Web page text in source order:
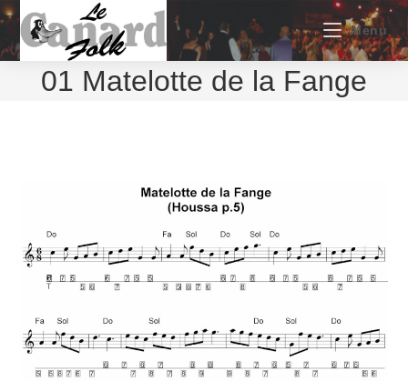
Skip
to
content
Menu
01 Matelotte de la Fange